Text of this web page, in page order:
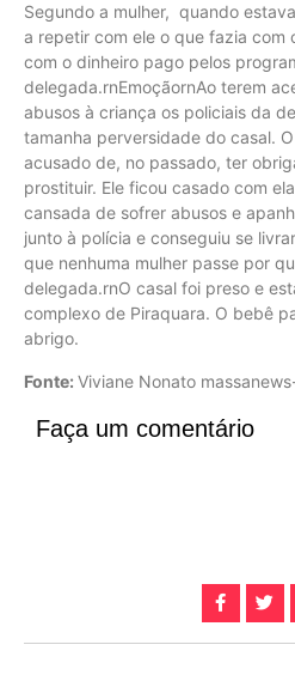
Segundo a mulher, quando
a repetir com ele o que fazia com
com o dinheiro pago pelos
delegada.rnEmoçãornAo terem
abusos à criança os policiais da
tamanha perversidade do casal.
acusado de, no passado, ter
prostituir. Ele ficou casado com
cansada de sofrer abusos e
junto à polícia e conseguiu se
que nenhuma mulher passe por
delegada.rnO casal foi preso e
complexo de Piraquara. O bebê
abrigo.
Fonte: Viviane Nonato
Faça um comentário